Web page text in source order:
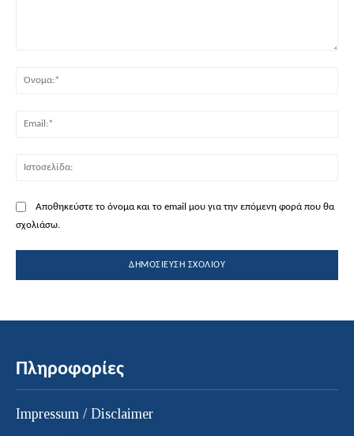
Αποθηκεύστε το όνομα και το email μου για την επόμενη φορά που θα
σχολιάσω.
Πληροφορίες
Impressum / Disclaimer